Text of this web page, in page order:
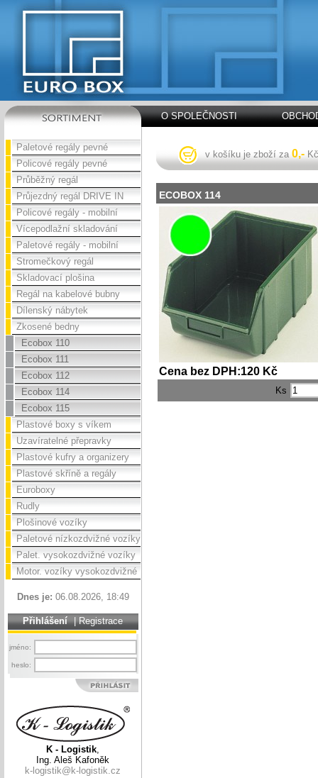
O SPOLEČNOSTI
Paletové regály pevné
Policové regály pevné
Průběžný regál
Průjezdný regál DRIVE IN
Policové regály - mobilní
Vícepodlažní skladování
Paletové regály - mobilní
Stromečkový regál
Skladovací plošina
Regál na kabelové bubny
Dílenský nábytek
Zkosené bedny
Ecobox 110
Ecobox 111
Ecobox 112
Ecobox 114
Ecobox 115
Plastové boxy s víkem
Uzavíratelné přepravky
Plastové kufry a organizery
Plastové skříně a regály
Euroboxy
Rudly
Plošinové vozíky
Paletové nízkozdvižné vozíky
Palet. vysokozdvižné vozíky
Motor. vozíky vysokozdvižné
Dnes je: 06.08.2026, 18:49
Přihlášení |Registrace
jméno:
heslo:
K - Logistik,
Ing. Aleš Kafoněk
k-logistik@k-logistik.cz
v košíku je zboží za 0,- Kč
ECOBOX 114
Cena bez DPH:120 Kč
Ks